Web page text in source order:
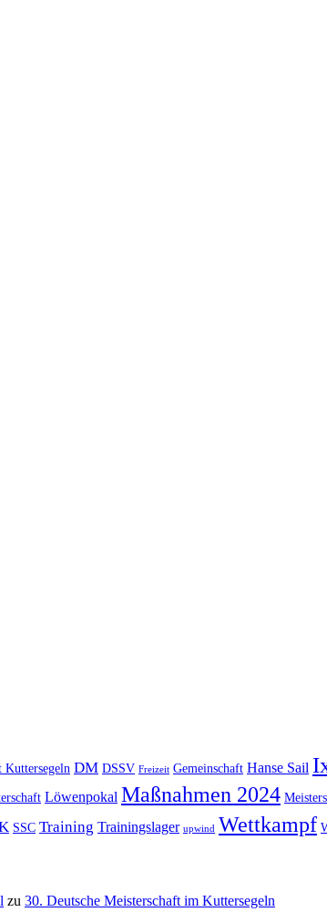
Kuttersegeln DM DSSV Freizeit Gemeinschaft Hanse Sail
Löwenpokal Maßnahmen 2024
SSC Training Trainingslager upwind Wettkampf
zu 30. Deutsche Meisterschaft im Kuttersegeln